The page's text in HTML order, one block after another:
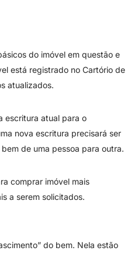
do imóvel em questão e
está registrado no Cartório de
atualizados.
escritura atual para o
nova escritura precisará ser
de uma pessoa para outra.
comprar imóvel mais
a serem solicitados.
do bem. Nela estão